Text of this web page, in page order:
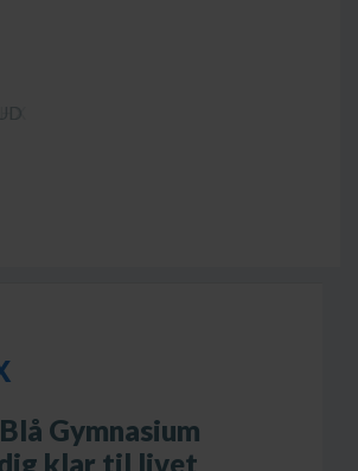
Gymnasium
klar til livet